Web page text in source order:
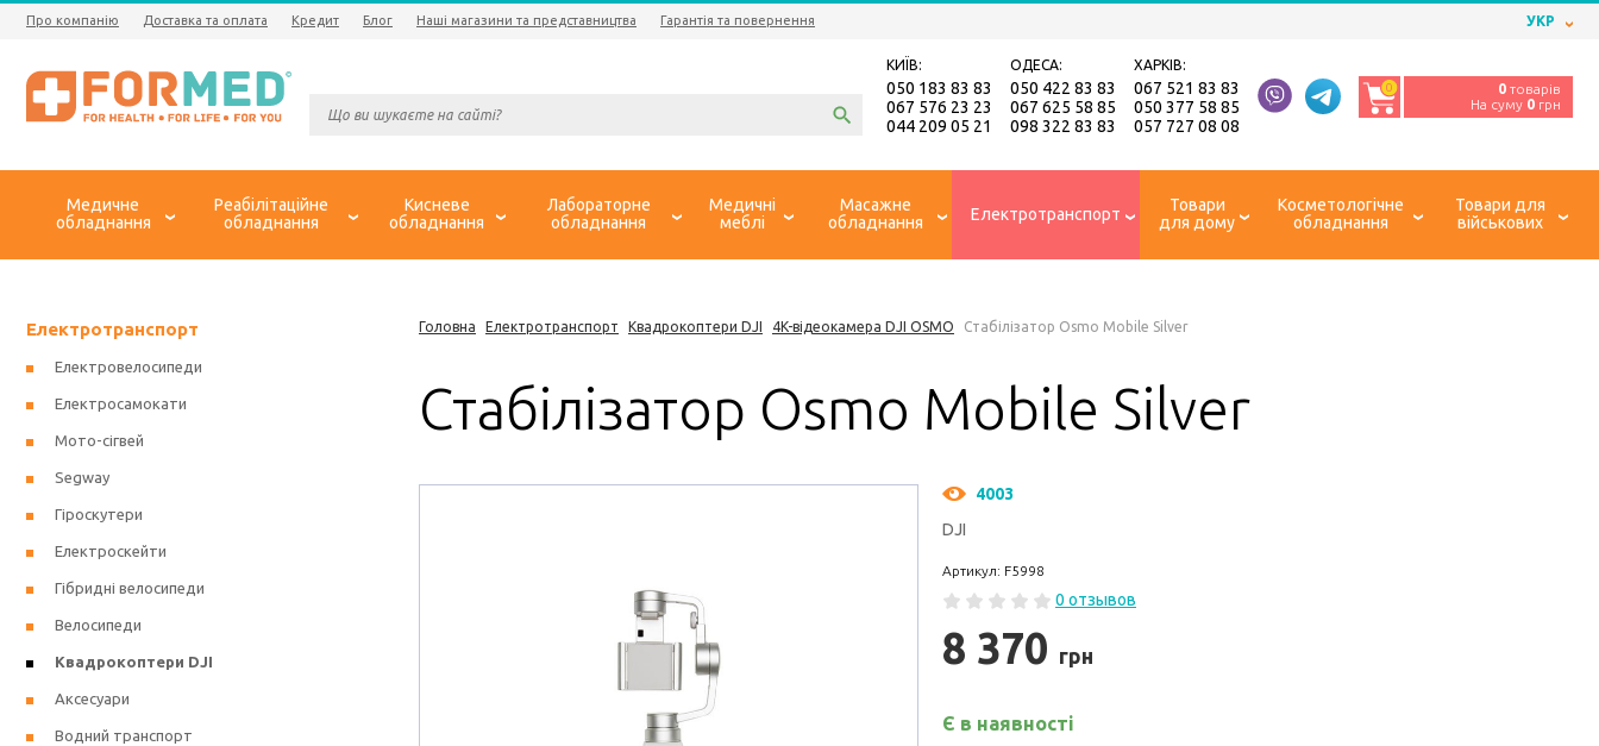
Про компанію Доставка та оплата Кредит Блог Наші магазини та представництва Гарантія та повернення УКР
КИЇВ:
050 183 83 83
067 576 23 23
044 209 05 21
ОДЕСА:
050 422 83 83
067 625 58 85
098 322 83 83
ХАРКІВ:
067 521 83 83
050 377 58 85
057 727 08 08
0 0 товарів
На суму 0 грн
Медичне
обладнання
Реабілітаційне
обладнання
Кисневе
обладнання
Лабораторне
обладнання
Медичні
меблі
Масажне
обладнання
Електротранспорт
Товари
для дому
Косметологічне
обладнання
Товари для
військових
Головна Електротранспорт Квадрокоптери DJI 4K-відеокамера DJI OSMO Стабілізатор Osmo Mobile Silver
Стабілізатор Osmo Mobile Silver
4003
DJI
Артикул: F5998
0 отзывов
8 370 грн
Є в наявності
Електротранспорт
Електровелосипеди
Електросамокати
Мото-сігвей
Segway
Гіроскутери
Електроскейти
Гібридні велосипеди
Велосипеди
Квадрокоптери DJI
Аксесуари
Водний транспорт